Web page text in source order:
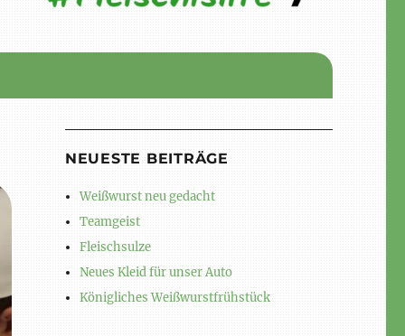
NEUESTE BEITRÄGE
Weißwurst neu gedacht
Teamgeist
Fleischsulze
Neues Kleid für unser Auto
Königliches Weißwurstfrühstück